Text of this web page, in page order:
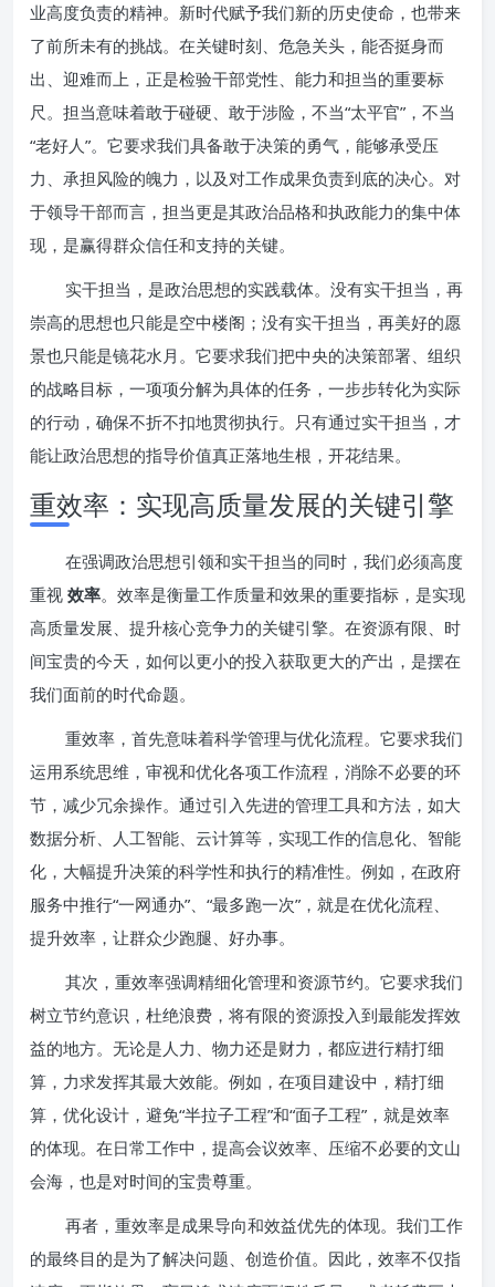
业高度负责的精神。新时代赋予我们新的历史使命，也带来
了前所未有的挑战。在关键时刻、危急关头，能否挺身而
出、迎难而上，正是检验干部党性、能力和担当的重要标
尺。担当意味着敢于碰硬、敢于涉险，不当“太平官”，不当
“老好人”。它要求我们具备敢于决策的勇气，能够承受压
力、承担风险的魄力，以及对工作成果负责到底的决心。对
于领导干部而言，担当更是其政治品格和执政能力的集中体
现，是赢得群众信任和支持的关键。
实干担当，是政治思想的实践载体。没有实干担当，再
崇高的思想也只能是空中楼阁；没有实干担当，再美好的愿
景也只能是镜花水月。它要求我们把中央的决策部署、组织
的战略目标，一项项分解为具体的任务，一步步转化为实际
的行动，确保不折不扣地贯彻执行。只有通过实干担当，才
能让政治思想的指导价值真正落地生根，开花结果。
重效率：实现高质量发展的关键引擎
在强调政治思想引领和实干担当的同时，我们必须高度
重视 效率。效率是衡量工作质量和效果的重要指标，是实现
高质量发展、提升核心竞争力的关键引擎。在资源有限、时
间宝贵的今天，如何以更小的投入获取更大的产出，是摆在
我们面前的时代命题。
重效率，首先意味着科学管理与优化流程。它要求我们
运用系统思维，审视和优化各项工作流程，消除不必要的环
节，减少冗余操作。通过引入先进的管理工具和方法，如大
数据分析、人工智能、云计算等，实现工作的信息化、智能
化，大幅提升决策的科学性和执行的精准性。例如，在政府
服务中推行“一网通办”、“最多跑一次”，就是在优化流程、
提升效率，让群众少跑腿、好办事。
其次，重效率强调精细化管理和资源节约。它要求我们
树立节约意识，杜绝浪费，将有限的资源投入到最能发挥效
益的地方。无论是人力、物力还是财力，都应进行精打细
算，力求发挥其最大效能。例如，在项目建设中，精打细
算，优化设计，避免“半拉子工程”和“面子工程”，就是效率
的体现。在日常工作中，提高会议效率、压缩不必要的文山
会海，也是对时间的宝贵尊重。
再者，重效率是成果导向和效益优先的体现。我们工作
的最终目的是为了解决问题、创造价值。因此，效率不仅指